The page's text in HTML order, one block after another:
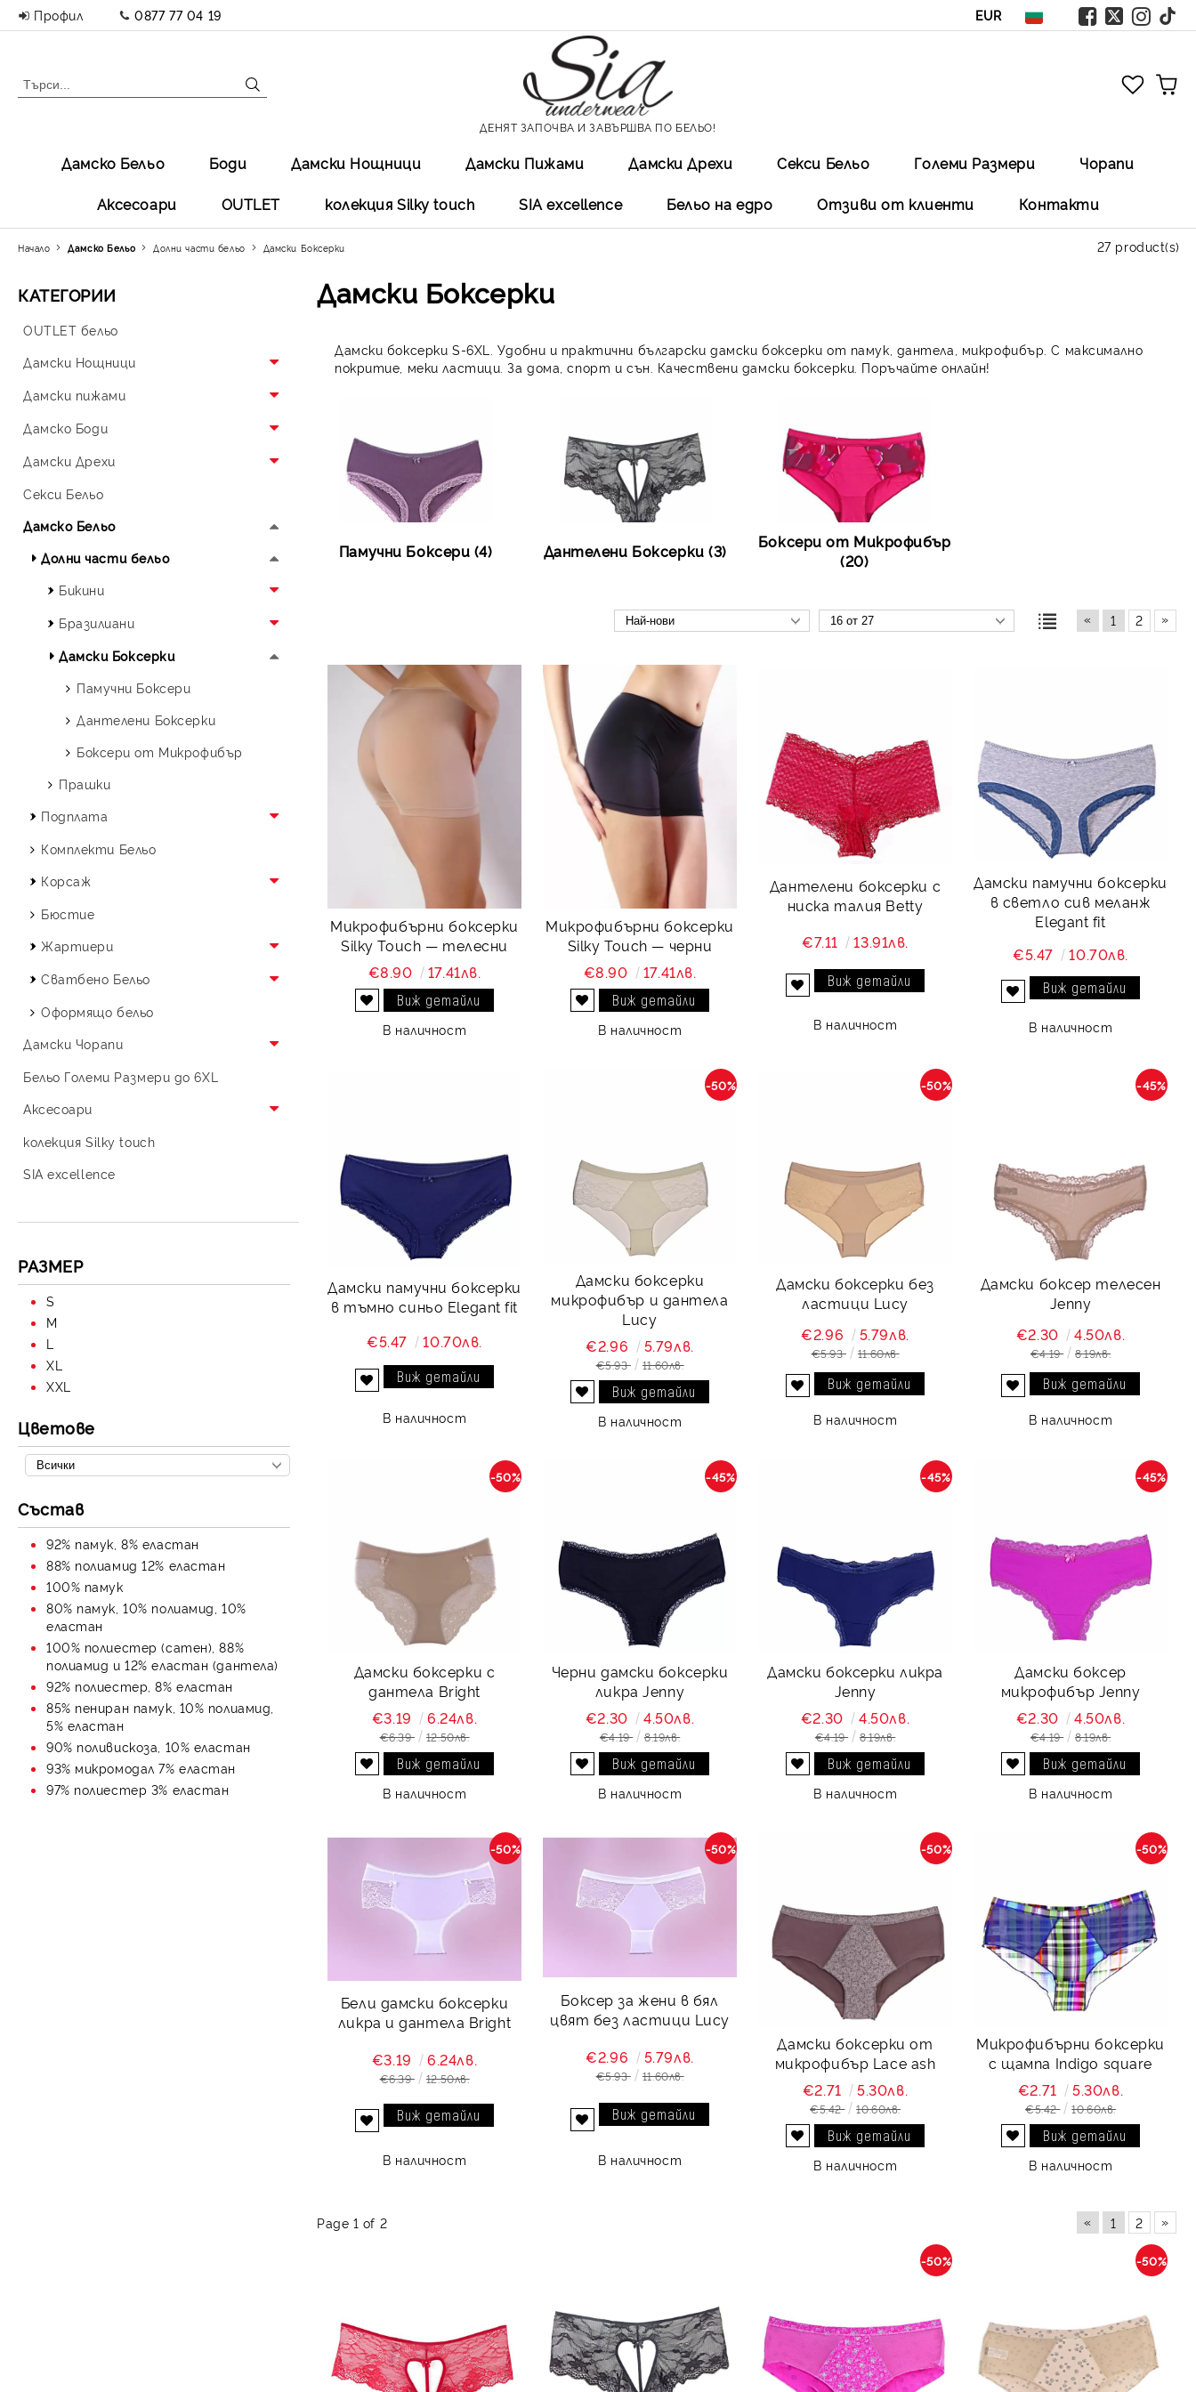
Профил 0877 77 04 19 EUR
ДЕНЯТ ЗАПОЧВА И ЗАВЪРШВА ПО БЕЛЬО!
Дамско Бельо Боди Дамски Нощници Дамски Пижами Дамски Дрехи Секси Бельо Големи Размери Чорапи
Аксесоари OUTLET колекция Silky touch SIA excellеnce Бельо на едро Отзиви от клиенти Контакти
КАТЕГОРИИ
OUTLET бельо
Дамски Нощници
Памучни Нощници
Нощници Микрофибър
Тюлени Нощници
Дамски пижами
Памучна Пижама
Сатен
Дамскo Боди
Боди Бельо
Боди с Къс Ръкав
Боди с Дълъг Ръкав
Боди Блуза
Секси Боди
Дамски Дрехи
Дамски Клин
Потник
Дамска Блуза
Секси Бельо
Дамско Бельо
Долни части бельо
Бикини
Памучни Бикини
Дантелени Бикини
Микрофибърни Бикини
Тюлени Бикини
Бразилиани
Памучни Бразилиани
Дантелени Бразилиани
Микрофибърни Бразилиани
Тюлени Бразилиани
Дамски Боксерки
Памучни Боксери
Дантелени Боксерки
Боксери от Микрофибър
Прашки
Подплата
Клин Против Протриване
Комплекти Бельо
Корсаж
Памучен Корсаж
Тюлен Корсаж
Корсаж от Микрофибър
Бюстие
Жартиери
Жартиер За Крак
Сватбено Бельо
Бельо за Булки
Сватбен Жартиер
Оформящо бельо
Дамски Чорапи
Дамски Терлици и Чорапи
Мъжки памучни терлици
Бельо Големи Размери до 6XL
Аксесоари
Аксесоари за Коса
колекция Silky touch
SIA excellence
РАЗМЕР
S
M
L
XL
XXL
Цветове
Състав
92% памук, 8% еластан
88% полиамид 12% еластан
100% памук
80% памук, 10% полиамид, 10%
еластан
100% полиестер (сатен), 88%
полиамид и 12% еластан (дантела)
92% полиестер, 8% еластан
85% пениран памук, 10% полиамид,
5% еластан
90% поливискоза, 10% еластан
93% микромодал 7% еластан
97% полиестер 3% еластан
Начало Дамско Бельо Долни части бельо Дамски Боксерки
Дамски Боксерки
Дамски боксерки S-6XL. Удобни и практични български дамски боксерки от памук, дантела, микрофибър. С максимално
покритие, меки ластици. За дома, спорт и сън. Качествени дамски боксерки. Поръчайте онлайн!
Памучни Боксери (4) Дантелени Боксерки (3)
Боксери от Микрофибър
(20)
27 product(s)
« 1 2 »
Микрофибърни боксерки
Silky Touch — телесни
€8.90
17.41лв.
Виж детайли
В наличност
Микрофибърни боксерки
Silky Touch — черни
€8.90
17.41лв.
Виж детайли
В наличност
Дантелени боксерки с
ниска талия Betty
€7.11
13.91лв.
Виж детайли
В наличност
Дамски памучни боксерки
в светло сив меланж
Elegant fit
€5.47
10.70лв.
Виж детайли
В наличност
Дамски памучни боксерки
в тъмно синьо Elegant fit
€5.47
10.70лв.
Виж детайли
В наличност
Дамски боксерки
микрофибър и дантела
Lucy
-50%
€2.96 5.79лв.
€5.93 11.60лв.
Виж детайли
В наличност
Дамски боксерки без
ластици Lucy
-50%
€2.96 5.79лв.
€5.93 11.60лв.
Виж детайли
В наличност
Дамски боксер телесен
Jenny
-45%
€2.30 4.50лв.
€4.19 8.19лв.
Виж детайли
В наличност
Дамски боксерки с
дантела Bright
-50%
€3.19 6.24лв.
€6.39 12.50лв.
Виж детайли
В наличност
Черни дамски боксерки
ликра Jenny
-45%
€2.30 4.50лв.
€4.19 8.19лв.
Виж детайли
В наличност
Дамски боксерки ликра
Jenny
-45%
€2.30 4.50лв.
€4.19 8.19лв.
Виж детайли
В наличност
Дамски боксер
микрофибър Jenny
-45%
€2.30 4.50лв.
€4.19 8.19лв.
Виж детайли
В наличност
Бели дамски боксерки
ликра и дантела Bright
-50%
€3.19 6.24лв.
€6.39 12.50лв.
Виж детайли
В наличност
Боксер за жени в бял
цвят без ластици Lucy
-50%
€2.96 5.79лв.
€5.93 11.60лв.
Виж детайли
В наличност
Дамски боксерки от
микрофибър Lace ash
-50%
€2.71 5.30лв.
€5.42 10.60лв.
Виж детайли
В наличност
Микрофибърни боксерки
с щампа Indigo square
-50%
€2.71 5.30лв.
€5.42 10.60лв.
Виж детайли
В наличност
Page 1 of 2 « 1 2 »
-50% -50%